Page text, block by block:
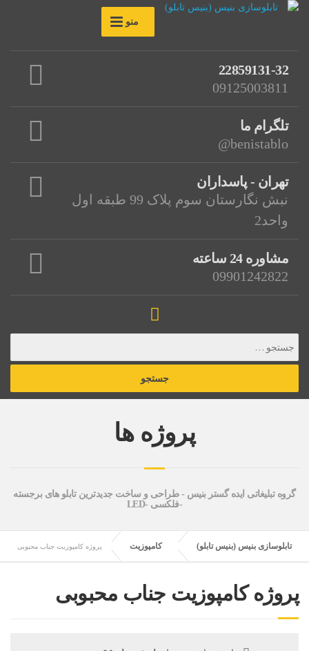
منو
22859131-32
09125003811
تلگرام ما
benistablo@
تهران - پاسداران
نبش نگارستان سوم پلاک 99 طبقه اول
واحد2
مشاوره 24 ساعته
09901242822
پروژه ها
گروه تبلیغاتی ایده گستر بنیس - طراحی و ساخت جدیدترین تابلو های برجسته
-فلکسی -LED
تابلوسازی بنیس (بنیس تابلو) کامپوزیت پروژه کامپوزیت جناب محبوبی
پروژه کامپوزیت جناب محبوبی